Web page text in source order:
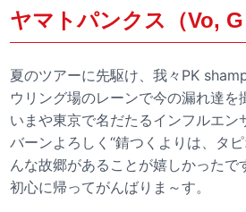
ヤマトパンクス（Vo,
夏のツアーに先駆け、我々PK
ウリング場のレーンで今の漏れ達を
いまや東京で名だたるインフルエ
バーンよろしく“錆つくよりは、タ
んな故郷があることが嬉しかったで
初心に帰ってがんばりま～す。